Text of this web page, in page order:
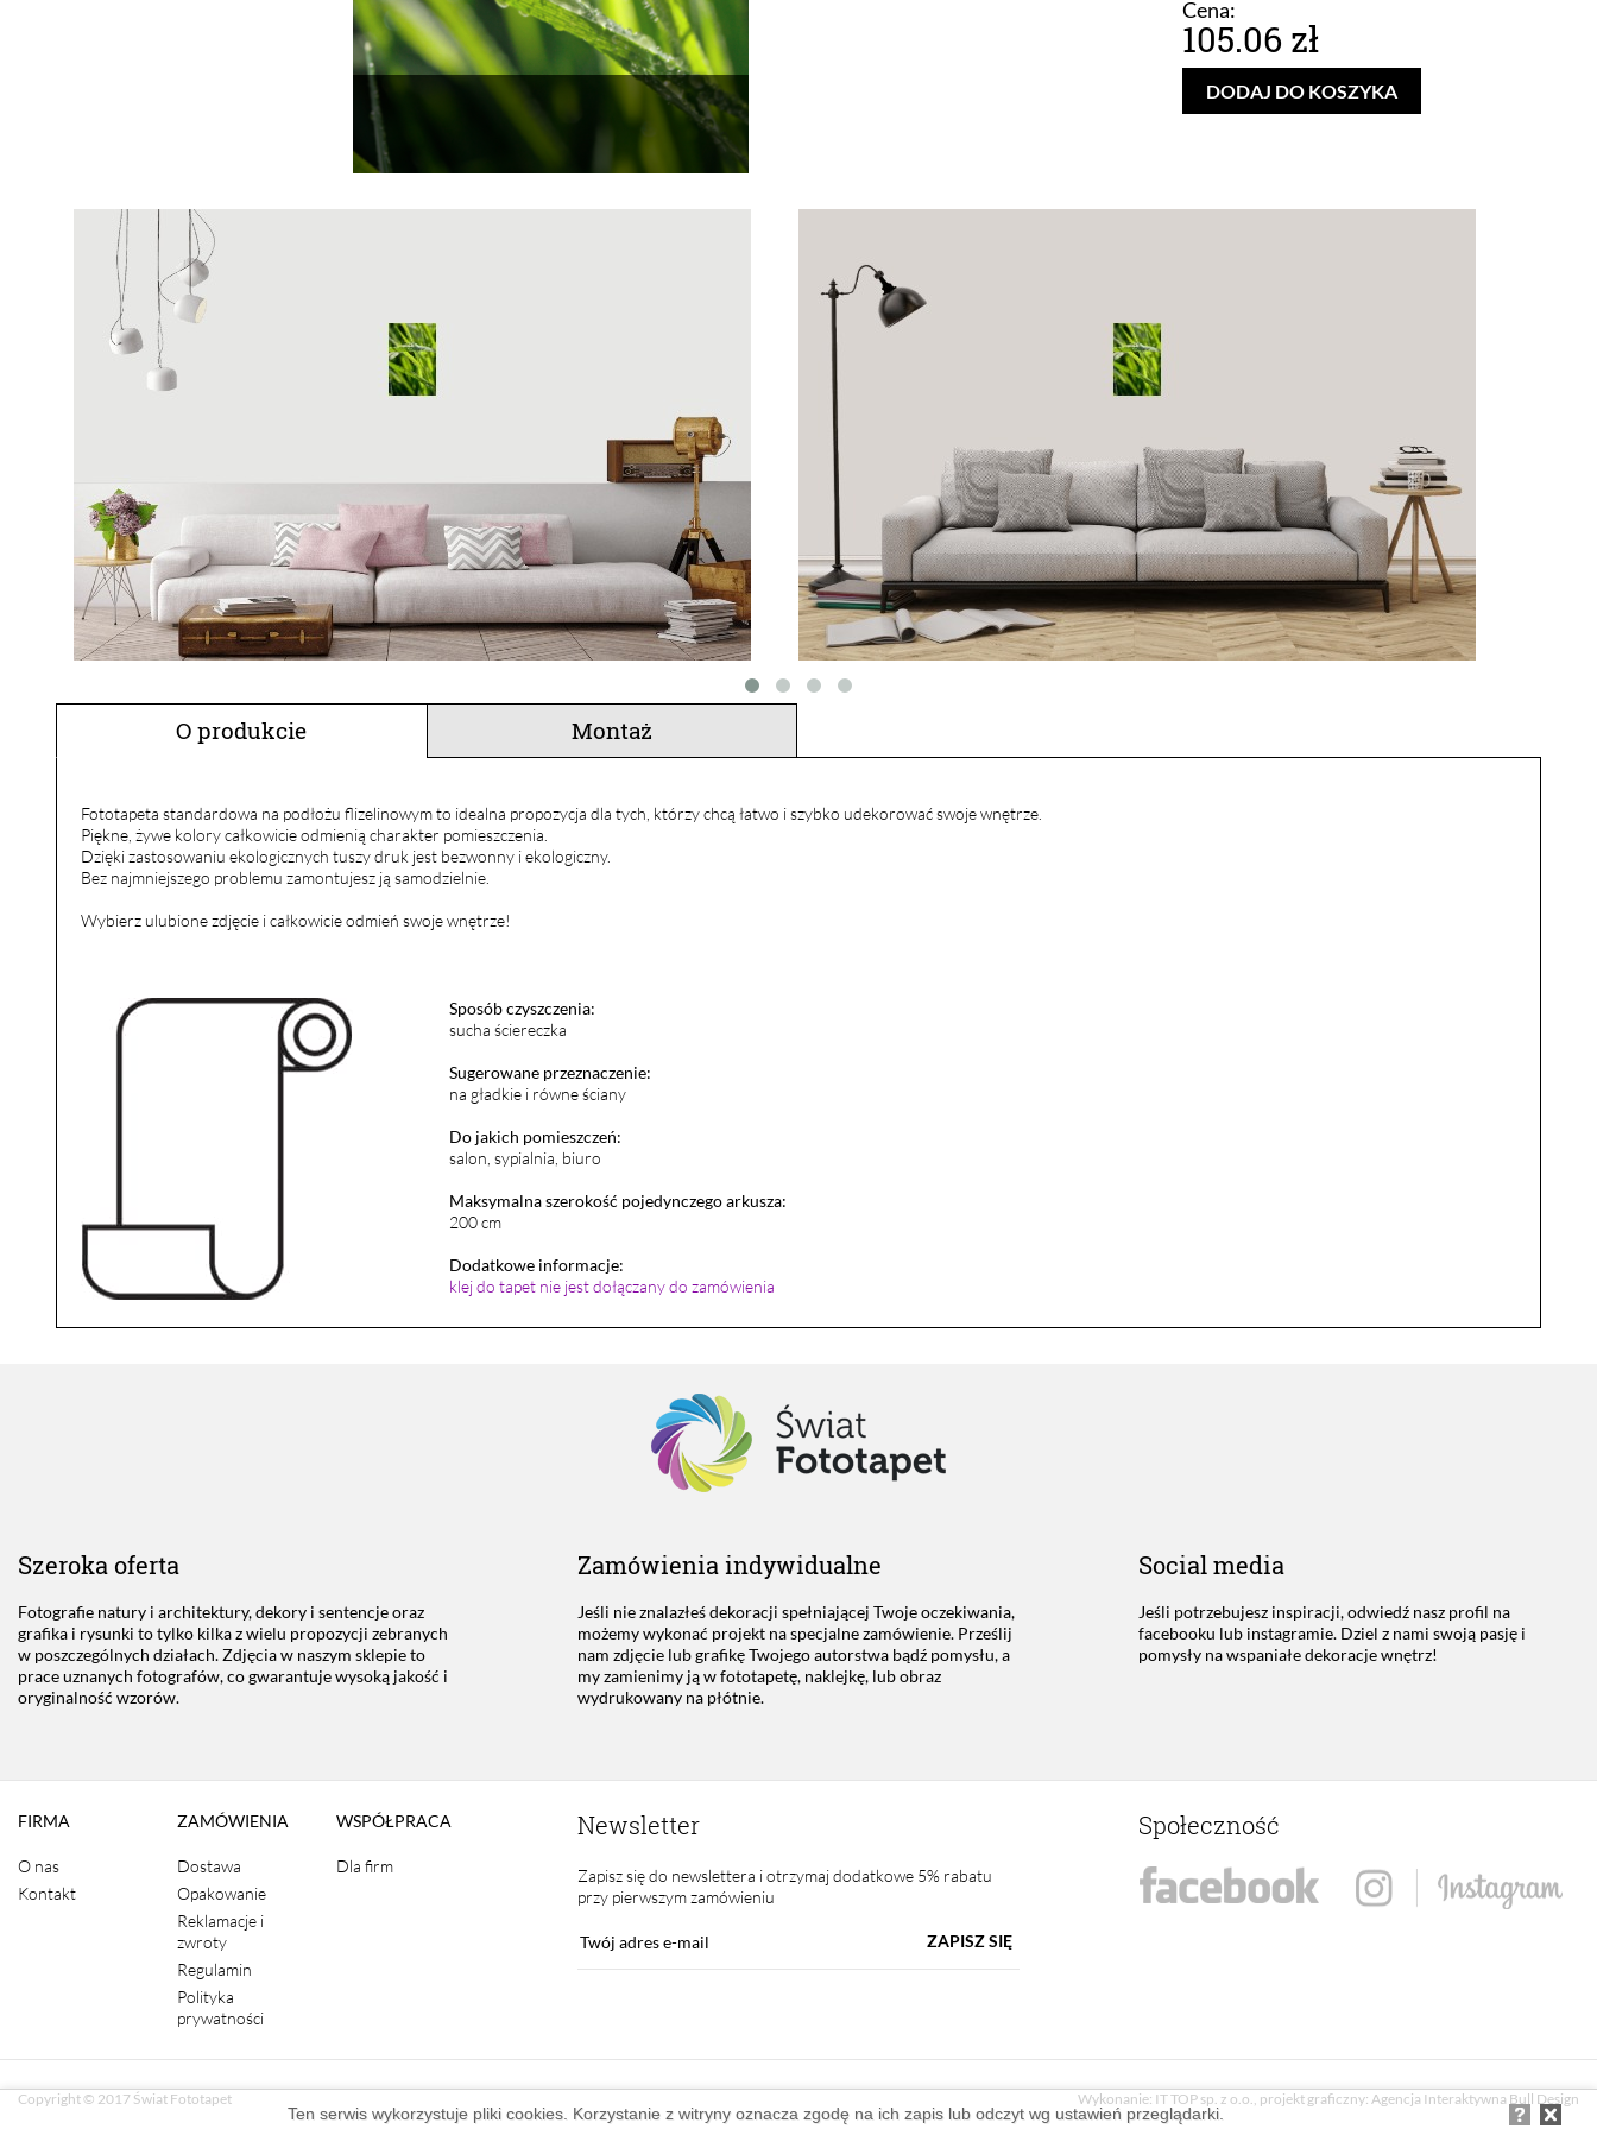
Cena:
105.06 zł
DODAJ DO KOSZYKA
O produkcie Montaż
Fototapeta standardowa na podłożu flizelinowym to idealna propozycja dla tych, którzy chcą łatwo i szybko udekorować swoje wnętrze.
Piękne, żywe kolory całkowicie odmienią charakter pomieszczenia.
Dzięki zastosowaniu ekologicznych tuszy druk jest bezwonny i ekologiczny.
Bez najmniejszego problemu zamontujesz ją samodzielnie.
Wybierz ulubione zdjęcie i całkowicie odmień swoje wnętrze!
Sposób czyszczenia:
sucha ściereczka
Sugerowane przeznaczenie:
na gładkie i równe ściany
Do jakich pomieszczeń:
salon, sypialnia, biuro
Maksymalna szerokość pojedynczego arkusza:
200 cm
Dodatkowe informacje:
klej do tapet nie jest dołączany do zamówienia
Szeroka oferta
Fotografie natury i architektury, dekory i sentencje oraz
grafika i rysunki to tylko kilka z wielu propozycji zebranych
w poszczególnych działach. Zdjęcia w naszym sklepie to
prace uznanych fotografów, co gwarantuje wysoką jakość i
oryginalność wzorów.
Zamówienia indywidualne
Jeśli nie znalazłeś dekoracji spełniającej Twoje oczekiwania,
możemy wykonać projekt na specjalne zamówienie. Prześlij
nam zdjęcie lub grafikę Twojego autorstwa bądź pomysłu, a
my zamienimy ją w fototapetę, naklejkę, lub obraz
wydrukowany na płótnie.
Social media
Jeśli potrzebujesz inspiracji, odwiedź nasz profil na
facebooku lub instagramie. Dziel z nami swoją pasję i
pomysły na wspaniałe dekoracje wnętrz!
FIRMA
O nas
Kontakt
ZAMÓWIENIA
Dostawa
Opakowanie
Reklamacje i
zwroty
Regulamin
Polityka
prywatności
WSPÓŁPRACA
Dla firm
Newsletter
Zapisz się do newslettera i otrzymaj dodatkowe 5% rabatu
przy pierwszym zamówieniu
ZAPISZ SIĘ
Społeczność
Copyright © 2017 Świat Fototapet Wykonanie: IT TOP sp. z o.o., projekt graficzny: Agencja Interaktywna Bull Design
Ten serwis wykorzystuje pliki cookies. Korzystanie z witryny oznacza zgodę na ich zapis lub odczyt wg ustawień przeglądarki.